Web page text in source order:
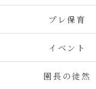
プレ保育
イベント
園長の徒然